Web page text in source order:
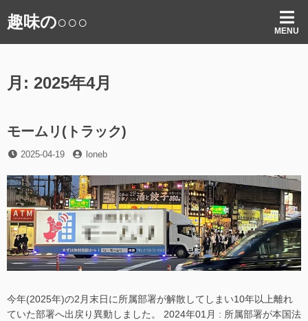
ン
ッ
趣味の○○○ MENU
月: 2025年4月
モームリ(トラック)
投
日
2025-04-19
投
者
loneb
今年(2025年)の2月末日に所属部署が解散してしまい10年以上離れ
ていた部署へ出戻り異動しました。 2024年01月 : 所属部署が本国法